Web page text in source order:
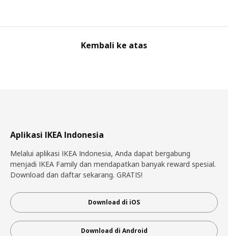
Kembali ke atas
Aplikasi IKEA Indonesia
Melalui aplikasi IKEA Indonesia, Anda dapat bergabung
menjadi IKEA Family dan mendapatkan banyak reward spesial.
Download dan daftar sekarang. GRATIS!
Download di iOS
Download di Android